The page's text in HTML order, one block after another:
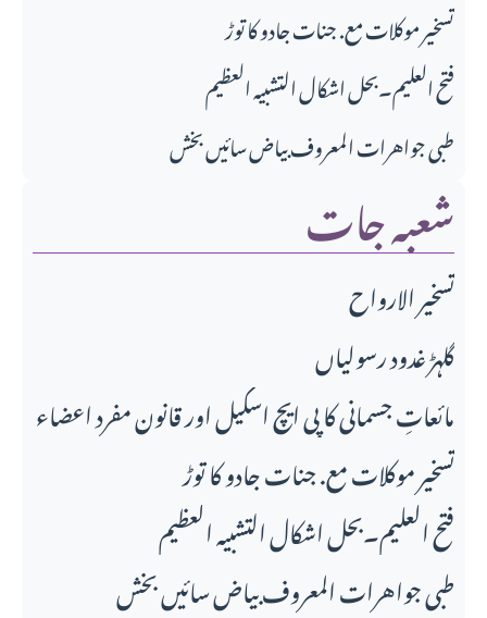
تسخیر موکلات مع. جنات جادو کا توڑ
فتح العلیم۔بحل اشکال التشبیہ العظیم
طبی جواهرات المعروف بیاض سائیں بخش
شعبہ جات
تسخير الارواح
گلہڑ غدود رسولیاں
مائعاتِ جسمانی کا پی ایچ اسکیل اور قانونِ مفرد اعضاء
تسخیر موکلات مع. جنات جادو کا توڑ
فتح العلیم۔بحل اشکال التشبیہ العظیم
طبی جواهرات المعروف بیاض سائیں بخش